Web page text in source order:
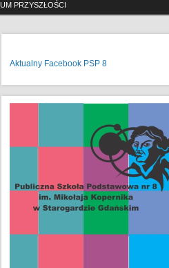
PRZYSZŁOŚCI
Aktualny Facebook PSP 8